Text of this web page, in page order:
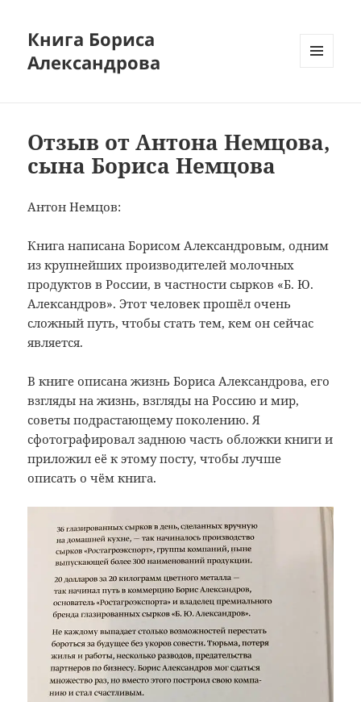
Книга Бориса
Александрова
Отзыв от Антона Немцова,
сына Бориса Немцова
Антон Немцов:
Книга написана Борисом Александровым, одним
из крупнейших производителей молочных
продуктов в России, в частности сырков «Б. Ю.
Александров». Этот человек прошёл очень
сложный путь, чтобы стать тем, кем он сейчас
является.
В книге описана жизнь Бориса Александрова, его
взгляды на жизнь, взгляды на Россию и мир,
советы подрастающему поколению. Я
сфотографировал заднюю часть обложки книги и
приложил её к этому посту, чтобы лучше
описать о чём книга.